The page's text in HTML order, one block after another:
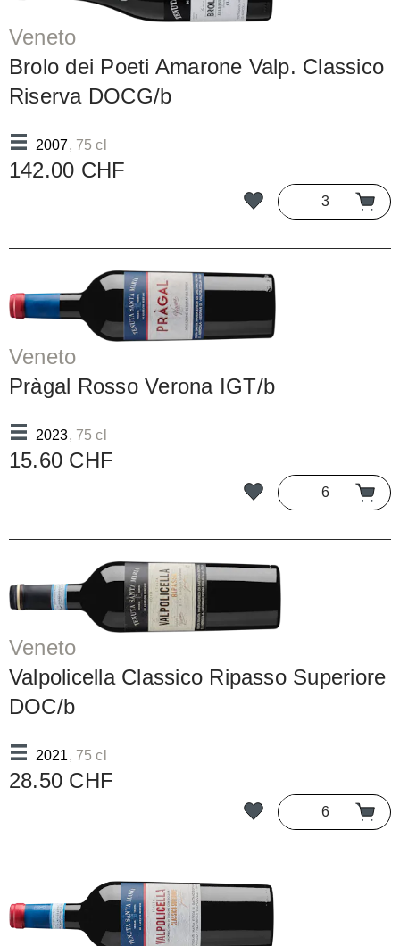
Veneto
Brolo dei Poeti Amarone Valp. Classico
Riserva DOCG/b
2007, 75 cl
142.00 CHF
Veneto
Pràgal Rosso Verona IGT/b
2023, 75 cl
15.60 CHF
Veneto
Valpolicella Classico Ripasso Superiore
DOC/b
2021, 75 cl
28.50 CHF